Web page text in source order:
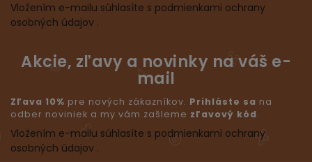
Vložením e-mailu súhlasíte s podmienkami ochrany
osobných údajov .
Akcie, zľavy a novinky na váš e-
mail
Zľava 10% pre nových zákazníkov. Prihláste sa na
odber noviniek a my vám zašleme zľavový kód.
Vložením e-mailu súhlasíte s podmienkami ochrany
osobných údajov .